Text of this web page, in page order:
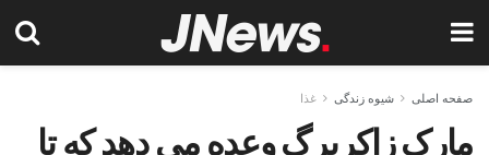
صفحه اصلی شیوه زندگی غذا
مارک زاکربرگ وعده می دهد که تا